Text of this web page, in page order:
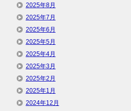
2025年8月
2025年7月
2025年6月
2025年5月
2025年4月
2025年3月
2025年2月
2025年1月
2024年12月